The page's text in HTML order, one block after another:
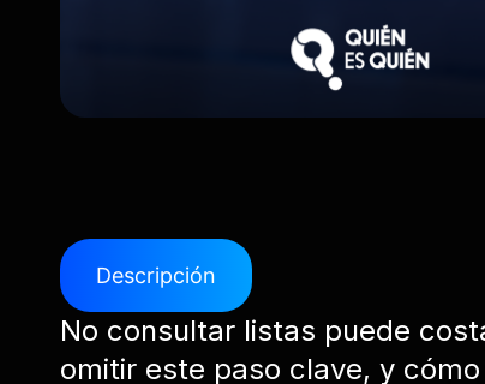
Descripción
No consultar listas puede
omitir este paso clave, y